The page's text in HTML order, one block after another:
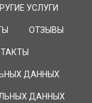
УСЛУГИ
ОТЗЫВЫ
ДАННЫХ
ДАННЫХ